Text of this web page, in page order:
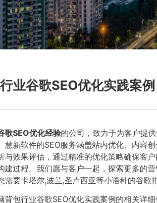
业谷歌SEO优化实践案例
歌SEO优化经验的公司，致力于为客户提
慧新软件的SEO服务涵盖站内优化、内容
与效果评估，通过精准的优化策略确保客
建过程。我们愿与客户一起，探索更多的
要卡塔尔,波兰,圣卢西亚等小语种的谷歌
背包行业谷歌SEO优化实践案例的相关详细